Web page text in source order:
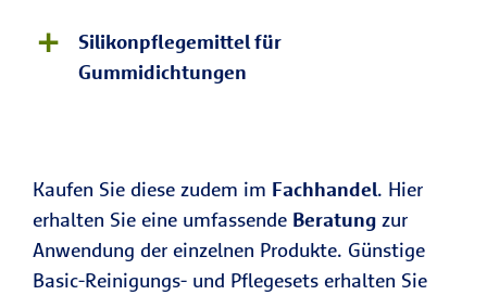
Silikonpflegemittel für
Gummidichtungen
Kaufen Sie diese zudem im Fachhandel. Hier
erhalten Sie eine umfassende Beratung zur
Anwendung der einzelnen Produkte. Günstige
Basic-Reinigungs- und Pflegesets erhalten Sie